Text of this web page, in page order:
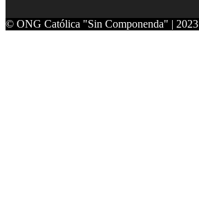
© ONG Católica "Sin Componenda" | 2023